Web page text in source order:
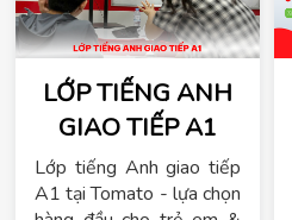
LỚP TIẾNG ANH
GIAO TIẾP A1
Lớp tiếng Anh giao tiếp
A1 tại Tomato - lựa chọn